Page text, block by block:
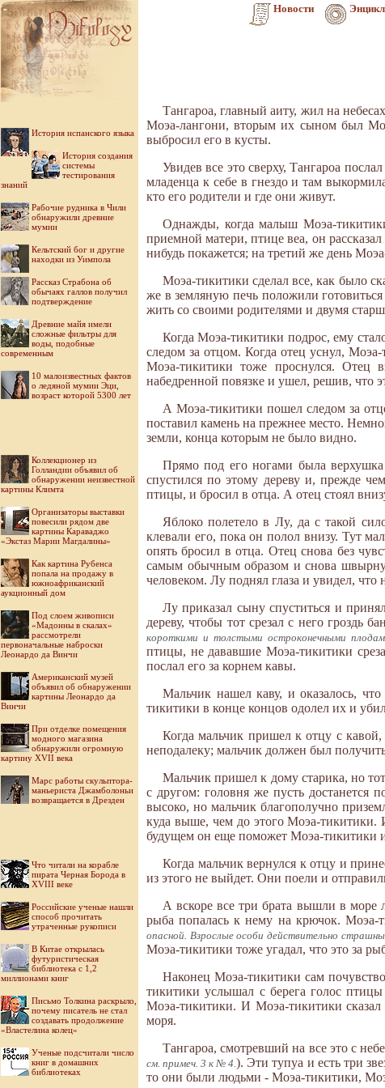
Новости
История испанского языка
История создания
системы
тестирования
знаний
Рабочие рудника в Чили
обнаружили древние
мумии
Кельтский бог и другие
находки из Уимпола
Рассказ Страбона об
обычаях галлов получил
подтверждение
Древние майя имели
сложные фильтры для
воды, подобные
современным
10 малоизвестных фактов
о ледяной мумии Эци,
возраст которой 5300 лет
Коллекционер из
Голландии объявил об
обнаружении неизвестной
картины Климта
Организаторы выставки
повесили рядом две
картины Караваджо
«Экстаз Марии Магдалины»
Как картина Рубенса
попала на продажу в
южноафриканский
аукционный дом
Под слоем живописи
«Мадонны в скалах»
рассмотрели
первоначальные наброски
Леонардо да Винчи
Американский музей
объявил об обнаружении
картины Леонардо да
Винчи
При отделке помещения
модного магазина
обнаружили огромную
картину XVII века
Марс работы скульптора-
маньериста Джамболоньи
возвращается в Дрезден
Что читали на корабле
пирата Черная Борода в
XVIII веке
Российские ученые нашли
способ прочитать
утраченные рукописи
В Китае открылась
футуристическая
библиотека с 1,2
миллионами книг
Письмо Толкина раскрыло,
почему писатель не стал
создавать продолжение
«Властелина колец»
Ученые подсчитали число
книг в домашних
библиотеках
Тангароа, главный аиту, жил на
Моэа-лангони, вторым их сыном был
выбросил его в кусты.
Увидев все это сверху, Тангароа
младенца к себе в гнездо и там
кто его родители и где они живут.
Однажды, когда малыш Моэа-
приемной матери, птице веа, он
нибудь покажется; на третий же день
Моэа-тикитики сделал все, как было
же в земляную печь положили
жить со своими родителями и двумя
Когда Моэа-тикитики подрос, ему
следом за отцом. Когда отец уснул,
Моэа-тикитики тоже проснулся. Отец
набедренной повязке и ушел, решив, что
А Моэа-тикитики пошел следом за
поставил камень на прежнее место.
земли, конца которым не было видно.
Прямо под его ногами была
спустился по этому дереву и, прежде
птицы, и бросил в отца. А отец стоял
Яблоко полетело в Лy, да с такой
клевали его, пока он полол внизу. Тут
опять бросил в отца. Отец снова без
самым обычным образом и снова
человеком. Лy поднял глаза и увидел,
Лу приказал сыну спуститься и
дереву, чтобы тот срезал с него гроздь
короткими и толстыми остроконечными
птицы, не дававшие Моэа-тикитики
послал его за корнем кавы.
Мальчик нашел каву, и оказалось,
тикитики в конце концов одолел их и
Когда мальчик пришел к отцу с
неподалеку; мальчик должен был
Мальчик пришел к дому старика, но
с другом: головня же пусть достанется
высоко, но мальчик благополучно
куда выше, чем до этого Моэа-тикитики.
будущем он еще поможет Моэа-тикитики
Когда мальчик вернулся к отцу и
из этого не выйдет. Они поели и
А вскоре все три брата вышли в море
рыба попалась к нему на крючок. Моэа-
опасной. Взрослые особи действительно страшны
Моэа-тикитики тоже угадал, что это за
Наконец Моэа-тикитики сам
тикитики услышал с берега голос
Моэа-тикитики. И Моэа-тикитики
моря.
Тангароа, смотревший на все это с
см. примеч. 3 к № 4.). Эти тупуа и есть три
то они были людьми - Моэа-тикитики,